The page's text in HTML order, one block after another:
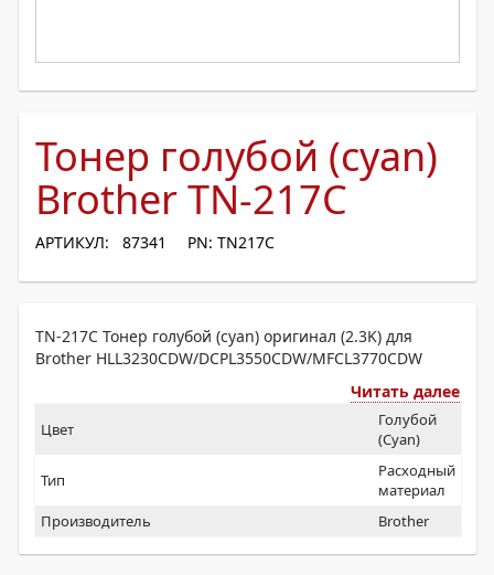
Тонер голубой (cyan)
Brother TN-217C
АРТИКУЛ: 87341 PN: TN217C
TN-217C Тонер голубой (cyan) оригинал (2.3K) для
Brother HLL3230CDW/DCPL3550CDW/MFCL3770CDW
Читать далее
Цвет
Голубой
(Cyan)
Тип
Расходный
материал
Производитель
Brother